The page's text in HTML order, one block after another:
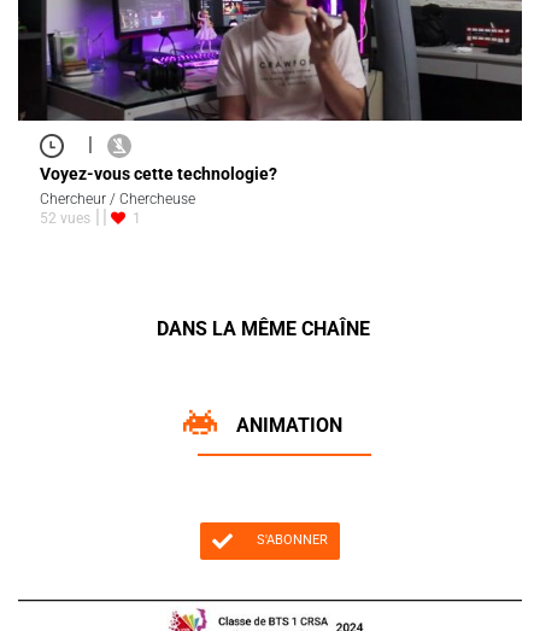
|
Voyez-vous cette technologie?
Chercheur / Chercheuse
52 vues
1
DANS LA MÊME CHAÎNE
ANIMATION
S'ABONNER